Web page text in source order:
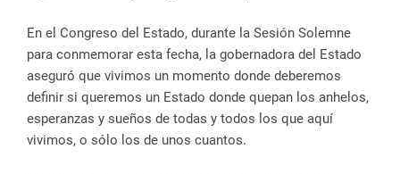
En el Congreso del Estado, durante la Sesión Solemne
para conmemorar esta fecha, la gobernadora del Estado
aseguró que vivimos un momento donde deberemos
definir si queremos un Estado donde quepan los anhelos,
esperanzas y sueños de todas y todos los que aquí
vivimos, o sólo los de unos cuantos.